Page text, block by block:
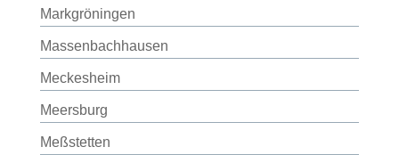
Markgröningen
Massenbachhausen
Meckesheim
Meersburg
Meßstetten